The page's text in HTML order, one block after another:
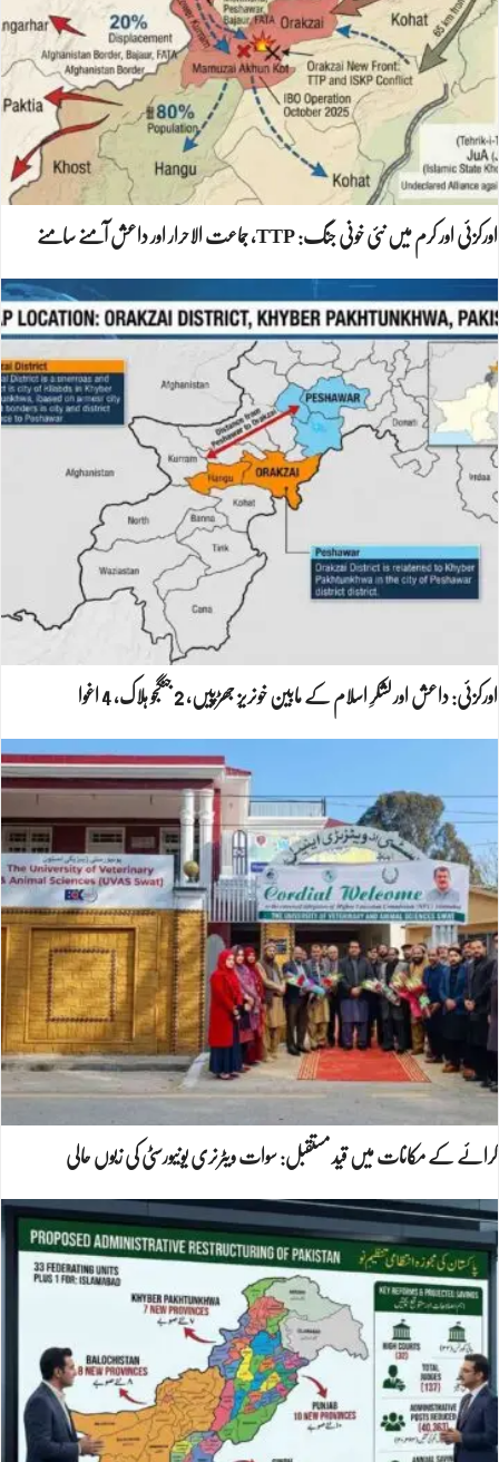
اورکزئی اور کرم میں نئی خونی جنگ: TTP، جماعت الاحرار اور داعش آمنے سامنے
اورکزئی: داعش اور لشکرِ اسلام کے مابین خونریز جھڑپیں، 2 جنگجو ہلاک، 4 اغوا
کرائے کے مکانات میں قید مستقبل: سوات ویٹرنری یونیورسٹی کی زبوں حالی